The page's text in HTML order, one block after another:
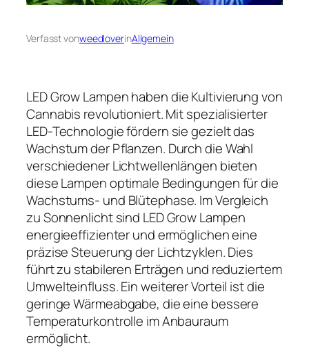
Verfasst vonweedloverinAllgemein
LED Grow Lampen haben die Kultivierung von
Cannabis revolutioniert. Mit spezialisierter
LED-Technologie fördern sie gezielt das
Wachstum der Pflanzen. Durch die Wahl
verschiedener Lichtwellenlängen bieten
diese Lampen optimale Bedingungen für die
Wachstums- und Blütephase. Im Vergleich
zu Sonnenlicht sind LED Grow Lampen
energieeffizienter und ermöglichen eine
präzise Steuerung der Lichtzyklen. Dies
führt zu stabileren Erträgen und reduziertem
Umwelteinfluss. Ein weiterer Vorteil ist die
geringe Wärmeabgabe, die eine bessere
Temperaturkontrolle im Anbauraum
ermöglicht.